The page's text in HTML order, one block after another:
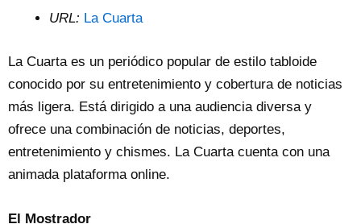
URL: La Cuarta
La Cuarta es un periódico popular de estilo tabloide
conocido por su entretenimiento y cobertura de noticias
más ligera. Está dirigido a una audiencia diversa y
ofrece una combinación de noticias, deportes,
entretenimiento y chismes. La Cuarta cuenta con una
animada plataforma online.
El Mostrador